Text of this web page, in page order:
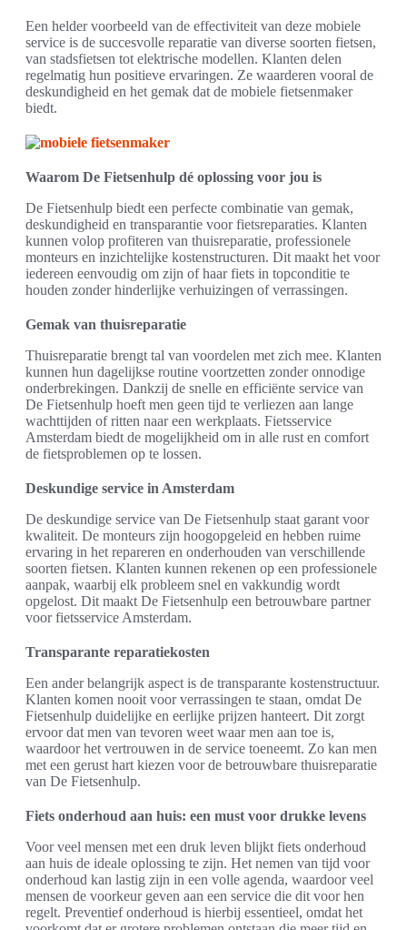
Een helder voorbeeld van de effectiviteit van deze mobiele
service is de succesvolle reparatie van diverse soorten fietsen,
van stadsfietsen tot elektrische modellen. Klanten delen
regelmatig hun positieve ervaringen. Ze waarderen vooral de
deskundigheid en het gemak dat de mobiele fietsenmaker
biedt.
Waarom De Fietsenhulp dé oplossing voor jou is
De Fietsenhulp biedt een perfecte combinatie van gemak,
deskundigheid en transparantie voor fietsreparaties. Klanten
kunnen volop profiteren van thuisreparatie, professionele
monteurs en inzichtelijke kostenstructuren. Dit maakt het voor
iedereen eenvoudig om zijn of haar fiets in topconditie te
houden zonder hinderlijke verhuizingen of verrassingen.
Gemak van thuisreparatie
Thuisreparatie brengt tal van voordelen met zich mee. Klanten
kunnen hun dagelijkse routine voortzetten zonder onnodige
onderbrekingen. Dankzij de snelle en efficiënte service van
De Fietsenhulp hoeft men geen tijd te verliezen aan lange
wachttijden of ritten naar een werkplaats. Fietsservice
Amsterdam biedt de mogelijkheid om in alle rust en comfort
de fietsproblemen op te lossen.
Deskundige service in Amsterdam
De deskundige service van De Fietsenhulp staat garant voor
kwaliteit. De monteurs zijn hoogopgeleid en hebben ruime
ervaring in het repareren en onderhouden van verschillende
soorten fietsen. Klanten kunnen rekenen op een professionele
aanpak, waarbij elk probleem snel en vakkundig wordt
opgelost. Dit maakt De Fietsenhulp een betrouwbare partner
voor fietsservice Amsterdam.
Transparante reparatiekosten
Een ander belangrijk aspect is de transparante kostenstructuur.
Klanten komen nooit voor verrassingen te staan, omdat De
Fietsenhulp duidelijke en eerlijke prijzen hanteert. Dit zorgt
ervoor dat men van tevoren weet waar men aan toe is,
waardoor het vertrouwen in de service toeneemt. Zo kan men
met een gerust hart kiezen voor de betrouwbare thuisreparatie
van De Fietsenhulp.
Fiets onderhoud aan huis: een must voor drukke levens
Voor veel mensen met een druk leven blijkt fiets onderhoud
aan huis de ideale oplossing te zijn. Het nemen van tijd voor
onderhoud kan lastig zijn in een volle agenda, waardoor veel
mensen de voorkeur geven aan een service die dit voor hen
regelt. Preventief onderhoud is hierbij essentieel, omdat het